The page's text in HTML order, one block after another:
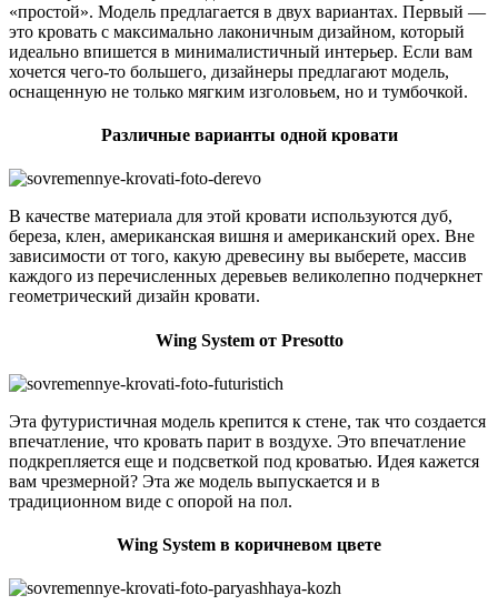
«простой». Модель предлагается в двух вариантах. Первый —
это кровать с максимально лаконичным дизайном, который
идеально впишется в минималистичный интерьер. Если вам
хочется чего-то большего, дизайнеры предлагают модель,
оснащенную не только мягким изголовьем, но и тумбочкой.
Различные варианты одной кровати
В качестве материала для этой кровати используются дуб,
береза, клен, американская вишня и американский орех. Вне
зависимости от того, какую древесину вы выберете, массив
каждого из перечисленных деревьев великолепно подчеркнет
геометрический дизайн кровати.
Wing System от Presotto
Эта футуристичная модель крепится к стене, так что создается
впечатление, что кровать парит в воздухе. Это впечатление
подкрепляется еще и подсветкой под кроватью. Идея кажется
вам чрезмерной? Эта же модель выпускается и в
традиционном виде с опорой на пол.
Wing System в коричневом цвете